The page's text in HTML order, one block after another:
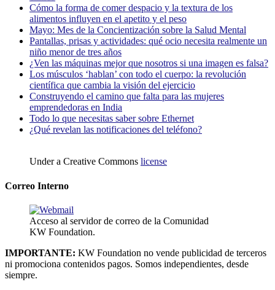
Cómo la forma de comer despacio y la textura de los
alimentos influyen en el apetito y el peso
Mayo: Mes de la Concientización sobre la Salud Mental
Pantallas, prisas y actividades: qué ocio necesita realmente un
niño menor de tres años
¿Ven las máquinas mejor que nosotros si una imagen es falsa?
Los músculos ‘hablan’ con todo el cuerpo: la revolución
científica que cambia la visión del ejercicio
Construyendo el camino que falta para las mujeres
emprendedoras en India
Todo lo que necesitas saber sobre Ethernet
¿Qué revelan las notificaciones del teléfono?
Under a Creative Commons license
Correo Interno
Acceso al servidor de correo de la Comunidad
KW Foundation.
IMPORTANTE: KW Foundation no vende publicidad de terceros
ni promociona contenidos pagos. Somos independientes, desde
siempre.